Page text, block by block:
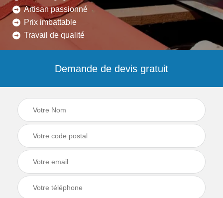
Artisan passionné
Prix imbattable
Travail de qualité
Demande de devis gratuit